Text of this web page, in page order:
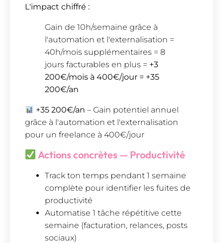
L'impact chiffré :
Gain de 10h/semaine grâce à
l'automation et l'externalisation =
40h/mois supplémentaires = 8
jours facturables en plus = +3
200€/mois à 400€/jour = +35
200€/an
+35 200€/an – Gain potentiel annuel
grâce à l'automation et l'externalisation
pour un freelance à 400€/jour
Actions concrètes — Productivité
Track ton temps pendant 1 semaine
complète pour identifier les fuites de
productivité
Automatise 1 tâche répétitive cette
semaine (facturation, relances, posts
sociaux)